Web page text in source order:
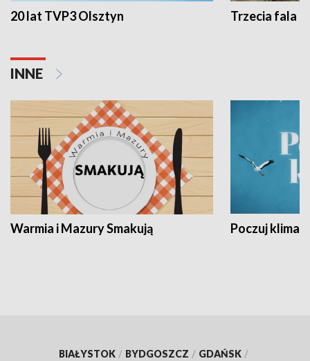
20 lat TVP3 Olsztyn Trzecia fala -
INNE
Warmia i Mazury Smakują Poczuj klimat
BIAŁYSTOK / BYDGOSZCZ / GDAŃSK /